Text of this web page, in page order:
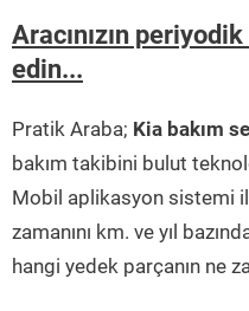
Aracınızın
edin...
Pratik Araba; Kia bakım
bakım takibini bulut
Mobil aplikasyon sistemi
zamanını km. ve yıl
hangi yedek parçanın ne